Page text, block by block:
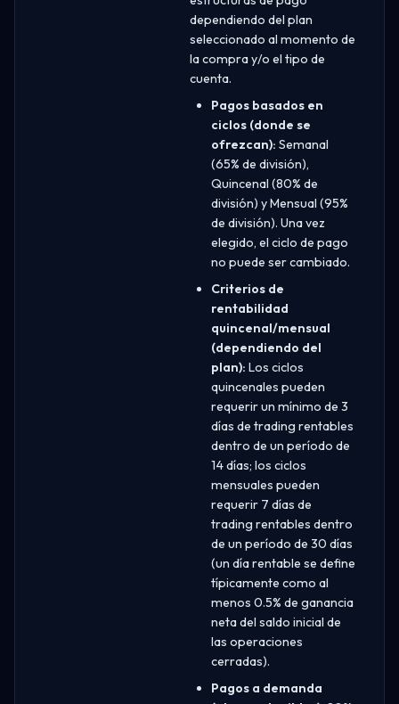
dependiendo del plan
seleccionado al momento de
la compra y/o el tipo de
cuenta.
Pagos basados en
ciclos (donde se
ofrezcan): Semanal
(65% de división),
Quincenal (80% de
división) y Mensual (95%
de división). Una vez
elegido, el ciclo de pago
no puede ser cambiado.
Criterios de
rentabilidad
quincenal/mensual
(dependiendo del
plan): Los ciclos
quincenales pueden
requerir un mínimo de 3
días de trading rentables
dentro de un período de
14 días; los ciclos
mensuales pueden
requerir 7 días de
trading rentables dentro
de un período de 30 días
(un día rentable se define
típicamente como al
menos 0.5% de ganancia
neta del saldo inicial de
las operaciones
cerradas).
Pagos a demanda